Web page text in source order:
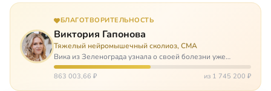
БЛАГОТВОРИТЕЛЬНОСТЬ
Виктория Гапонова
Тяжелый нейромышечный сколиоз, СМА
Вика из Зеленограда узнала о своей болезни уже
будучи в сознательном возрасте. Ей пришлось
привыкать к инвалидной коляске и сильнейшему
863 003,66 ₽ из 1 745 200 ₽